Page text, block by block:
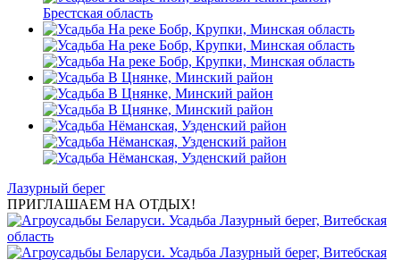
Лазурный берег
ПРИГЛАШАЕМ НА ОТДЫХ!